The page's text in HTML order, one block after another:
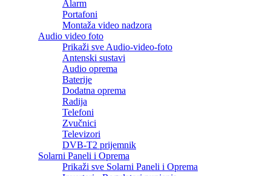
Alarm
Portafoni
Montaža video nadzora
Audio video foto
Prikaži sve Audio-video-foto
Antenski sustavi
Audio oprema
Baterije
Dodatna oprema
Radija
Telefoni
Zvučnici
Televizori
DVB-T2 prijemnik
Solarni Paneli i Oprema
Prikaži sve Solarni Paneli i Oprema